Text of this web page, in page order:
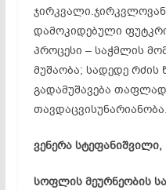
ჯირკვალი.ჯირკვლოვან
დამოკიდებული
პროცესი – საჭმლის
მუშაობა; სადედე რძის
გადამუშავება
თავდაცვისუნარიანობა.
ვენერა სტეფანიშვილი,
სოფლის მეურნეობის